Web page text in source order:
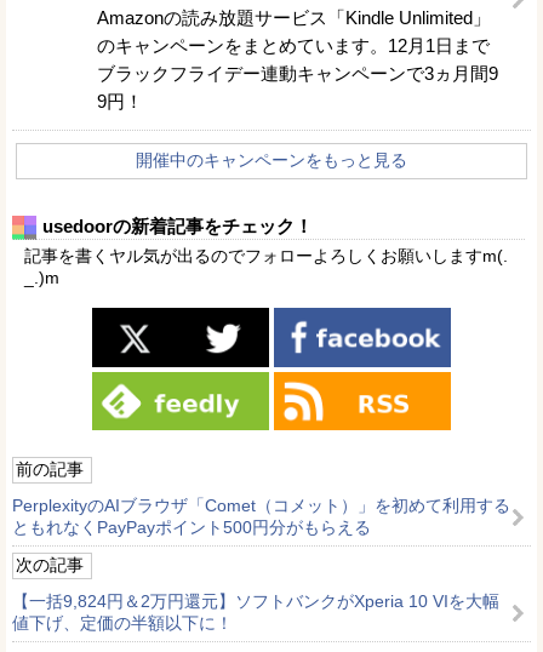
Amazonの読み放題サービス「Kindle Unlimited」
のキャンペーンをまとめています。12月1日まで
ブラックフライデー連動キャンペーンで3ヵ月間9
9円！
開催中のキャンペーンをもっと見る
usedoorの新着記事をチェック！
記事を書くヤル気が出るのでフォローよろしくお願いしますm(.
_.)m
前の記事
PerplexityのAIブラウザ「Comet（コメット）」を初めて利用する
ともれなくPayPayポイント500円分がもらえる
次の記事
【一括9,824円＆2万円還元】ソフトバンクがXperia 10 VIを大幅
値下げ、定価の半額以下に！